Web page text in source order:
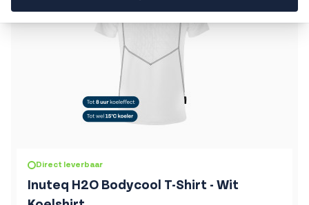
Direct leverbaar
Inuteq H2O Bodycool T-Shirt - Wit
De prijs is afhankelijk van de gekozen opties op de